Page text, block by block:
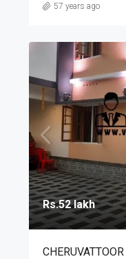
57 years ago
Rs.52 lakh